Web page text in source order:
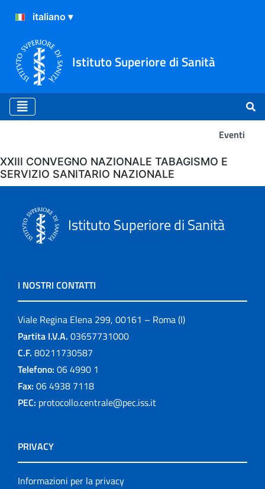
Istituto Superiore di Sanità
Eventi
Eventi
XXIII CONVEGNO NAZIONALE TABAGISMO E
SERVIZIO SANITARIO NAZIONALE
Istituto Superiore di Sanità
I NOSTRI CONTATTI
Viale Regina Elena 299, 00161 – Roma (I)
Partita I.V.A. 03657731000
C.F. 80211730587
Telefono: 06 4990 1
Fax: 06 4938 7118
PEC: protocollo.centrale@pec.iss.it
PRIVACY
Informazioni per la privacy